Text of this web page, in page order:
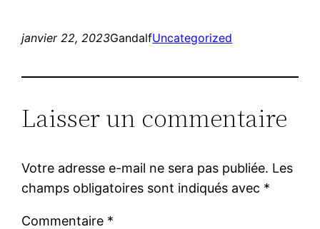
janvier 22, 2023GandalfUncategorized
Laisser un commentaire
Votre adresse e-mail ne sera pas publiée. Les
champs obligatoires sont indiqués avec *
Commentaire *